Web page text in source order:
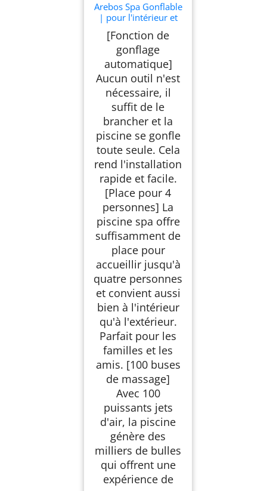
Arebos Spa Gonflable
| pour l'intérieur et
l'extérieur | 4
Personnes |
154x154cm | 100
Jets de Massage | Spa
Bien-être Chauffage |
Massage Gonflable
Carré | 600 litres
[Fonction de
gonflage
automatique]
Aucun outil n'est
nécessaire, il
suffit de le
brancher et la
piscine se gonfle
toute seule. Cela
rend l'installation
rapide et facile.
[Place pour 4
personnes] La
piscine spa offre
suffisamment de
place pour
accueillir jusqu'à
quatre personnes
et convient aussi
bien à l'intérieur
qu'à l'extérieur.
Parfait pour les
familles et les
amis. [100 buses
de massage]
Avec 100
puissants jets
d'air, la piscine
génère des
milliers de bulles
qui offrent une
expérience de